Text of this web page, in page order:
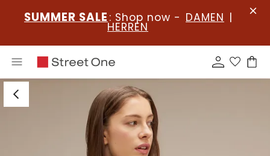
SUMMER SALE : Shop now - DAMEN |
HERREN